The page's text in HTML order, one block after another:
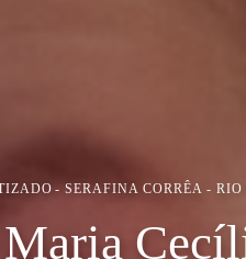
SERAFINA CORRÊA -
Maria